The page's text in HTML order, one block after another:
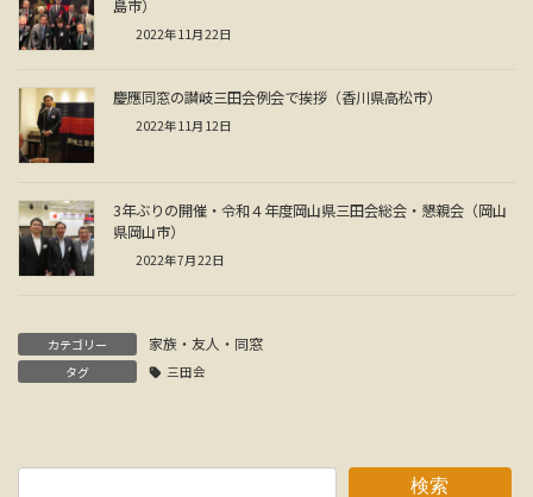
島市）
2022年11月22日
慶應同窓の讃岐三田会例会で挨拶（香川県高松市）
2022年11月12日
3年ぶりの開催・令和４年度岡山県三田会総会・懇親会（岡山
県岡山市）
2022年7月22日
カテゴリー 家族・友人・同窓
タグ 三田会
検索